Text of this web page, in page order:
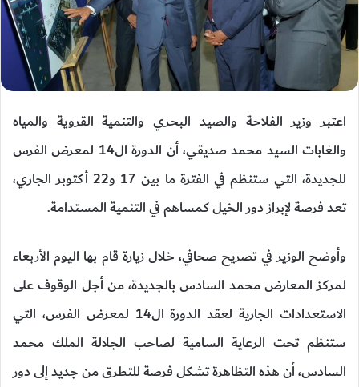
اعتبر وزير الفلاحة والصيد البحري والتنمية القروية والمياه
والغابات السيد محمد صديقي، أن الدورة ال14 لمعرض الفرس
للجديدة، التي ستنظم في الفترة ما بين 17 و22 أكتوبر الجاري،
تعد فرصة لإبراز دور الخيل كمساهم في التنمية المستدامة.
وأوضح الوزير في تصريح صحافي، خلال زيارة قام بها اليوم الأربعاء
لمركز المعارض محمد السادس بالجديدة، من أجل الوقوف على
الاستعدادات الجارية لعقد الدورة ال14 لمعرض الفرس، التي
ستنظم تحت الرعاية السامية لصاحب الجلالة الملك محمد
السادس، أن هذه التظاهرة تشكل فرصة للتطرق من جديد إلى دور